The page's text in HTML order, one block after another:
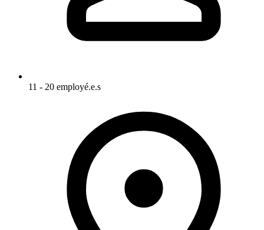
11 - 20 employé.e.s